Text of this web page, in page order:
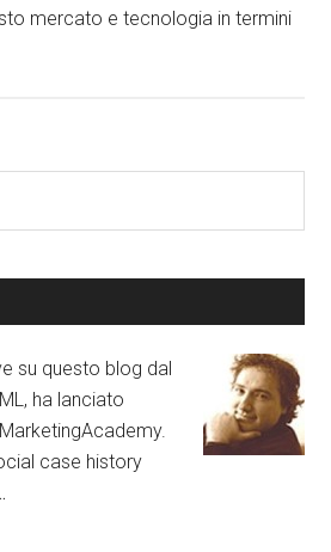
mercato e tecnologia in termini
su questo blog dal
ha lanciato
case history